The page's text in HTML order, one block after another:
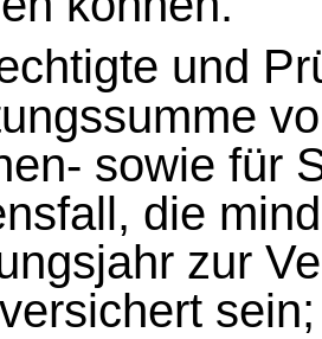
und
sowie für
die
zur
sein;